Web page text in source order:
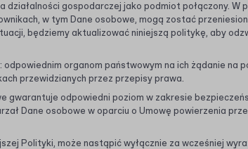
gospodarczej jako podmiot połączony. W
w tym Dane osobowe, mogą zostać
będziemy aktualizować niniejszą politykę, aby
organom państwowym na ich żądanie na
przewidzianych przez przepisy prawa.
gwarantuje odpowiedni poziom w zakresie
Dane osobowe w oparciu o Umowę powierzenia
Polityki, może nastąpić wyłącznie za wcześniej